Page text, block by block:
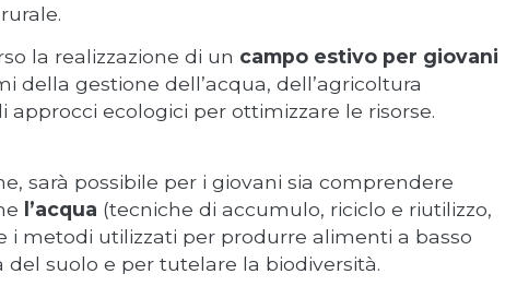
la realizzazione di un campo estivo per giovani
gestione dell’acqua, dell’agricoltura
ecologici per ottimizzare le risorse.
sarà possibile per i giovani sia comprendere
l’acqua (tecniche di accumulo, riciclo e riutilizzo,
i metodi utilizzati per produrre alimenti a basso
suolo e per tutelare la biodiversità.